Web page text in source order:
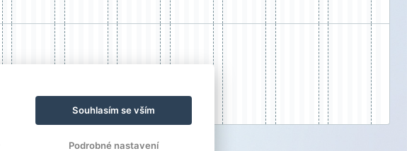
Souhlasím se vším
Podrobné nastavení